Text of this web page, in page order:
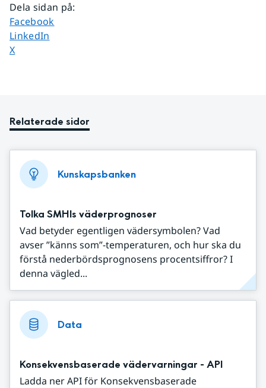
Dela sidan på:
Dela sidan på
Facebook
Dela sidan på
LinkedIn
Dela sidan på
X
Relaterade sidor
Kunskapsbanken
Tolka SMHIs väderprognoser
Vad betyder egentligen vädersymbolen? Vad
avser ”känns som”-temperaturen, och hur ska du
förstå nederbördsprognosens procentsiffror? I
denna vägled...
Data
Konsekvensbaserade vädervarningar - API
Ladda ner API för Konsekvensbaserade